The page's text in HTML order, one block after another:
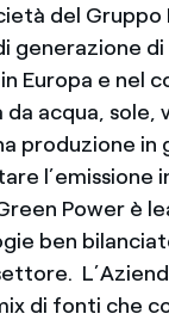
del
generazione
Europa e nel
acqua,
produzione
l’emissione
Power è
ben
di fonti che